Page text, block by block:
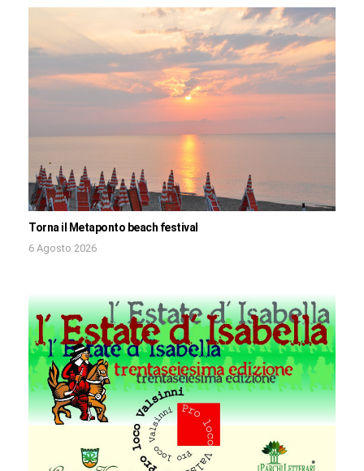
Torna il Metaponto beach festival
6 Agosto 2026